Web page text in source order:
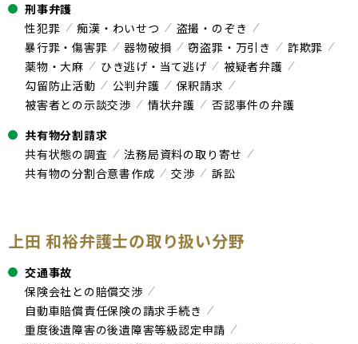
刑事弁護
性犯罪
痴漢・わいせつ
盗撮・のぞき
暴行罪・傷害罪
器物破損 窃盗罪・万引き
詐欺罪
薬物・大麻
ひき逃げ・当て逃げ
被疑者弁護
勾留防止活動
公判弁護
保釈請求
被害者との示談交渉
情状弁護
否認事件の弁護
共有物分割請求
共有状態の調査
法務局資料の取り寄せ
共有物の分割合意書作成
交渉 訴訟
上田 和裕弁護士の取り扱い分野
交通事故
保険会社との賠償交渉
自動車賠償責任保険の請求手続き
重度後遺障害の後遺障害等級認定申請